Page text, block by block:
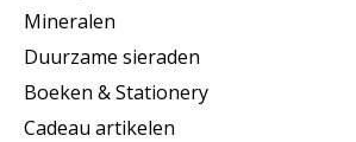
Mineralen
Duurzame sieraden
Boeken & Stationery
Cadeau artikelen